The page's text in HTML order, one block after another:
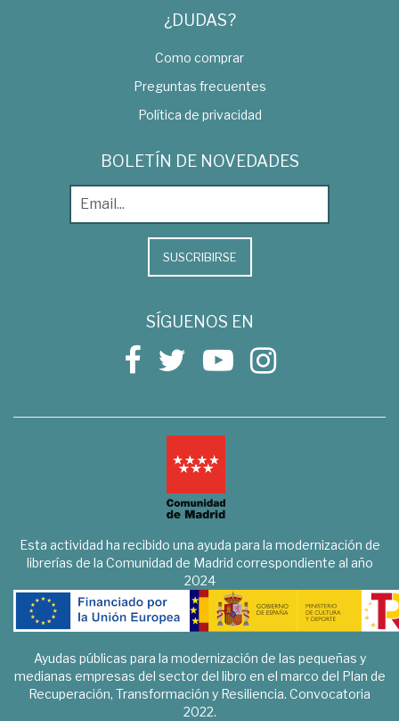
¿DUDAS?
Como comprar
Preguntas frecuentes
Política de privacidad
BOLETÍN DE NOVEDADES
SUSCRIBIRSE
SÍGUENOS EN
Esta actividad ha recibido una ayuda para la modernización de
librerías de la Comunidad de Madrid correspondiente al año
2024
Ayudas públicas para la modernización de las pequeñas y
medianas empresas del sector del libro en el marco del Plan de
Recuperación, Transformación y Resiliencia. Convocatoria
2022.